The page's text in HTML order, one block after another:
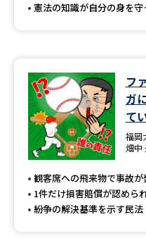
憲法の知識が自分の身を守
フ
ガ
て
福岡
畑中
観客席への飛来物で事故
1件だけ損害賠償が認めら
紛争の解決基準を示す民法